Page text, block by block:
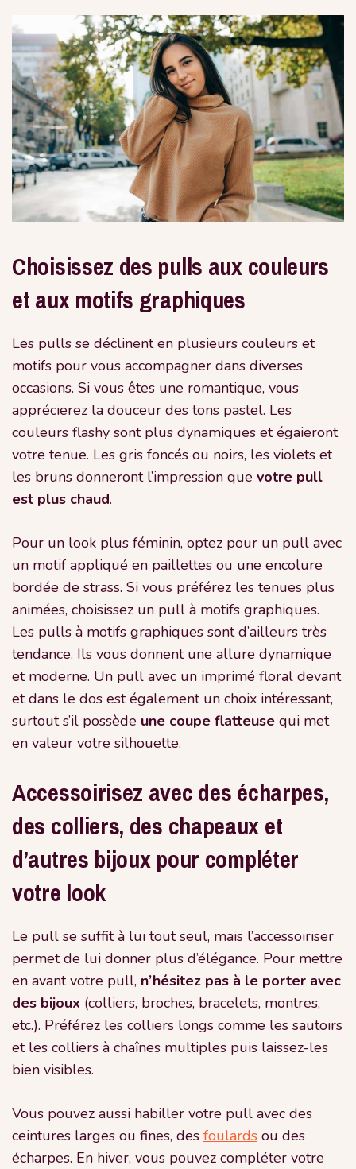
Choisissez des pulls aux couleurs
et aux motifs graphiques
Les pulls se déclinent en plusieurs couleurs et
motifs pour vous accompagner dans diverses
occasions. Si vous êtes une romantique, vous
apprécierez la douceur des tons pastel. Les
couleurs flashy sont plus dynamiques et égaieront
votre tenue. Les gris foncés ou noirs, les violets et
les bruns donneront l’impression que votre pull
est plus chaud.
Pour un look plus féminin, optez pour un pull avec
un motif appliqué en paillettes ou une encolure
bordée de strass. Si vous préférez les tenues plus
animées, choisissez un pull à motifs graphiques.
Les pulls à motifs graphiques sont d’ailleurs très
tendance. Ils vous donnent une allure dynamique
et moderne. Un pull avec un imprimé floral devant
et dans le dos est également un choix intéressant,
surtout s’il possède une coupe flatteuse qui met
en valeur votre silhouette.
Accessoirisez avec des écharpes,
des colliers, des chapeaux et
d’autres bijoux pour compléter
votre look
Le pull se suffit à lui tout seul, mais l’accessoiriser
permet de lui donner plus d’élégance. Pour mettre
en avant votre pull, n’hésitez pas à le porter avec
des bijoux (colliers, broches, bracelets, montres,
etc.). Préférez les colliers longs comme les sautoirs
et les colliers à chaînes multiples puis laissez-les
bien visibles.
Vous pouvez aussi habiller votre pull avec des
ceintures larges ou fines, des foulards ou des
écharpes. En hiver, vous pouvez compléter votre